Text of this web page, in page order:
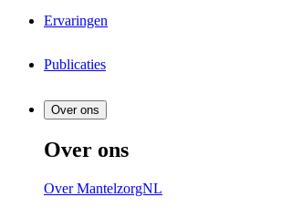
Ervaringen
Publicaties
Over ons
Over ons
Over MantelzorgNL